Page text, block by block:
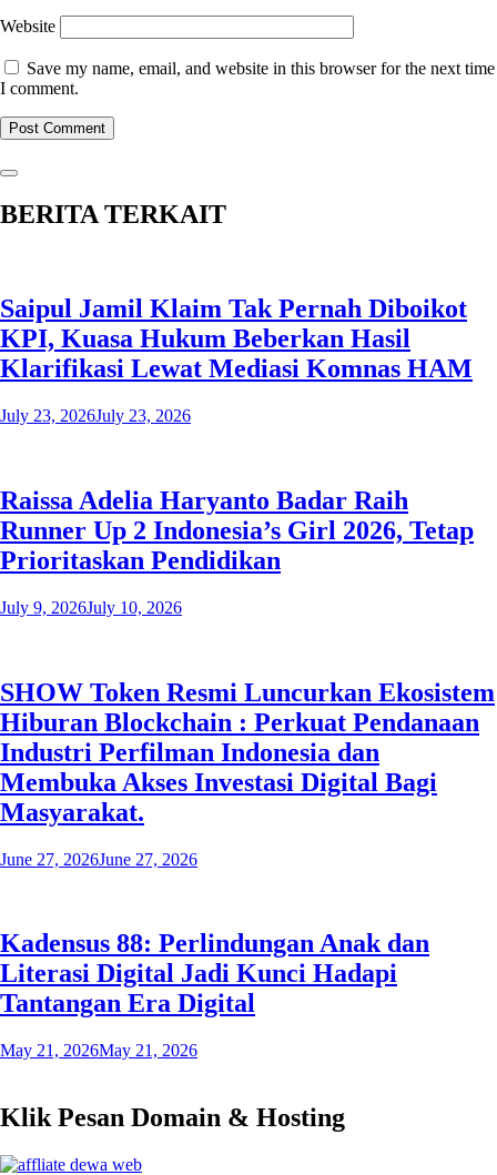
Website
Save my name, email, and website in this browser for the next time
I comment.
BERITA TERKAIT
Saipul Jamil Klaim Tak Pernah Diboikot
KPI, Kuasa Hukum Beberkan Hasil
Klarifikasi Lewat Mediasi Komnas HAM
July 23, 2026July 23, 2026
Raissa Adelia Haryanto Badar Raih
Runner Up 2 Indonesia’s Girl 2026, Tetap
Prioritaskan Pendidikan
July 9, 2026July 10, 2026
SHOW Token Resmi Luncurkan Ekosistem
Hiburan Blockchain : Perkuat Pendanaan
Industri Perfilman Indonesia dan
Membuka Akses Investasi Digital Bagi
Masyarakat.
June 27, 2026June 27, 2026
Kadensus 88: Perlindungan Anak dan
Literasi Digital Jadi Kunci Hadapi
Tantangan Era Digital
May 21, 2026May 21, 2026
Klik Pesan Domain & Hosting